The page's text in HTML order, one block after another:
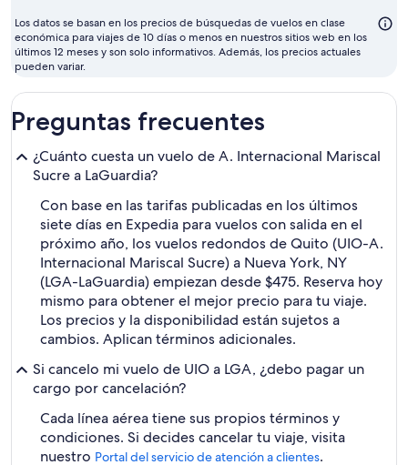
Los datos se basan en los precios de búsquedas de vuelos en clase
económica para viajes de 10 días o menos en nuestros sitios web en los
últimos 12 meses y son solo informativos. Además, los precios actuales
pueden variar.
Preguntas frecuentes
¿Cuánto cuesta un vuelo de A. Internacional Mariscal
Sucre a LaGuardia?
Con base en las tarifas publicadas en los últimos
siete días en Expedia para vuelos con salida en el
próximo año, los vuelos redondos de Quito (UIO-A.
Internacional Mariscal Sucre) a Nueva York, NY
(LGA-LaGuardia) empiezan desde $475. Reserva hoy
mismo para obtener el mejor precio para tu viaje.
Los precios y la disponibilidad están sujetos a
cambios. Aplican términos adicionales.
Si cancelo mi vuelo de UIO a LGA, ¿debo pagar un
cargo por cancelación?
Cada línea aérea tiene sus propios términos y
condiciones. Si decides cancelar tu viaje, visita
nuestro Portal del servicio de atención a clientes.